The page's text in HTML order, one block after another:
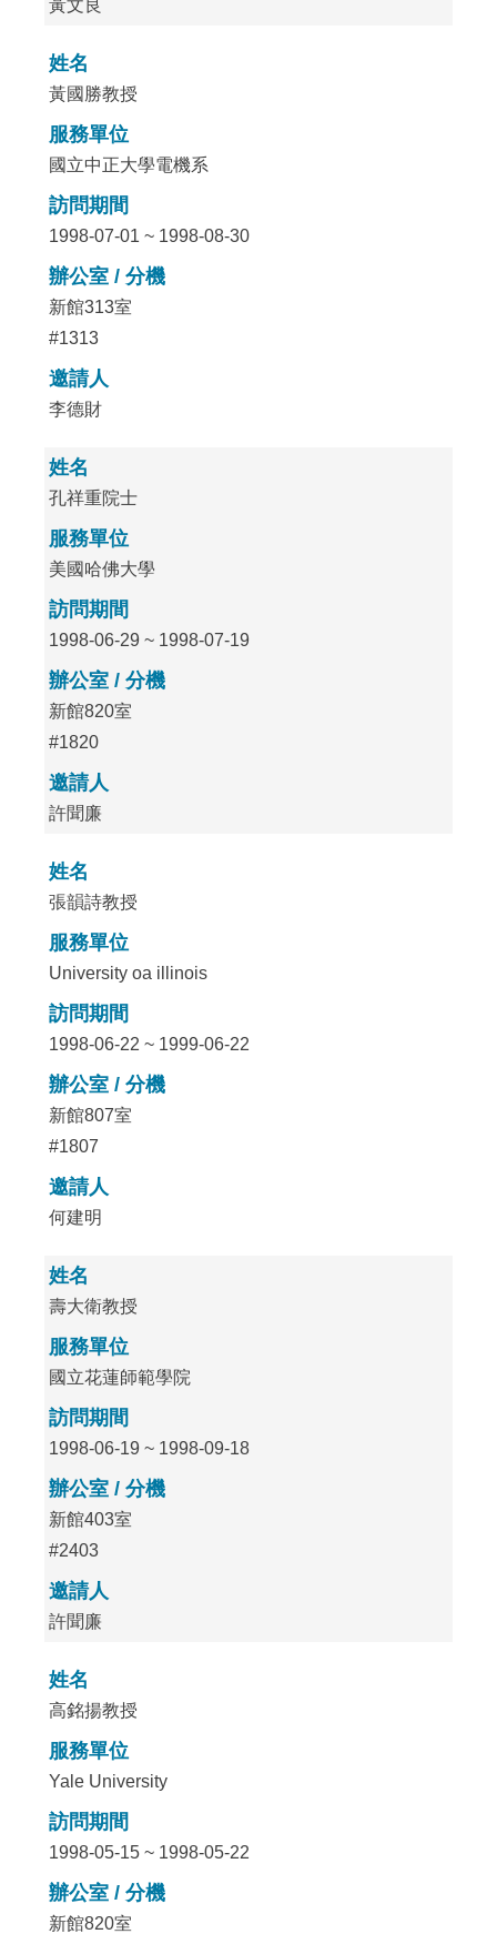
黃文良
姓名
黃國勝教授
服務單位
國立中正大學電機系
訪問期間
1998-07-01 ~ 1998-08-30
辦公室 / 分機
新館313室
#1313
邀請人
李德財
姓名
孔祥重院士
服務單位
美國哈佛大學
訪問期間
1998-06-29 ~ 1998-07-19
辦公室 / 分機
新館820室
#1820
邀請人
許聞廉
姓名
張韻詩教授
服務單位
University oa illinois
訪問期間
1998-06-22 ~ 1999-06-22
辦公室 / 分機
新館807室
#1807
邀請人
何建明
姓名
壽大衛教授
服務單位
國立花蓮師範學院
訪問期間
1998-06-19 ~ 1998-09-18
辦公室 / 分機
新館403室
#2403
邀請人
許聞廉
姓名
高銘揚教授
服務單位
Yale University
訪問期間
1998-05-15 ~ 1998-05-22
辦公室 / 分機
新館820室